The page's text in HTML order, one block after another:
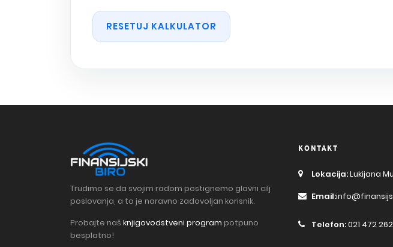
RESETUJ KALKULATOR
Trudimo se da svojim radom postignemo glavni cilj
poslovanja, a to je naravno zadovoljan korisnik.
Probajte naš knjigovodstveni program potpuno
besplatno!
KONTAKT
Lokacija:Lukijana
Email:
Telefon:021 472